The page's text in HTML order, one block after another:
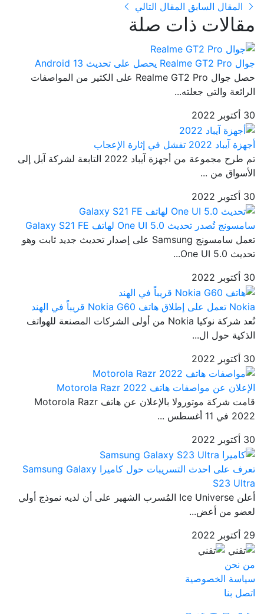
المقال السابق المقال التالي
مقالات ذات صلة
جوال Realme GT2 Pro يحصل على تحديث Android 13
حصل جوال Realme GT2 Pro على الكثير من المواصفات
الرائعة والتي جعلته...
30 أكتوبر 2022
أجهزة آيباد 2022 تفشل في إثارة الإعجاب
تم طرح مجموعة من أجهزة آيباد 2022 التابعة لشركة آبل إلى
الأسواق من ...
30 أكتوبر 2022
سامسونج تُصدر تحديث One UI 5.0 لهاتف Galaxy S21 FE
تعمل سامسونج Samsung على إصدار تحديث جديد ثابت وهو
تحديث One UI 5.0...
30 أكتوبر 2022
Nokia تعمل على إطلاق هاتف Nokia G60 قريباً في الهند
تُعد شركة نوكيا Nokia من أولى الشركات المصنعة للهواتف
الذكية حول ال...
30 أكتوبر 2022
الإعلان عن مواصفات هاتف Motorola Razr 2022
قامت شركة موتورولا بالإعلان عن هاتف Motorola Razr
2022 في 11 أغسطس ...
30 أكتوبر 2022
تعرف على احدث التسريبات حول كاميرا Samsung Galaxy
S23 Ultra
أعلن Ice Universe المُسرب الشهير على أن لديه نموذج أولي
لعضو من أعض...
29 أكتوبر 2022
من نحن
سياسة الخصوصية
اتصل بنا